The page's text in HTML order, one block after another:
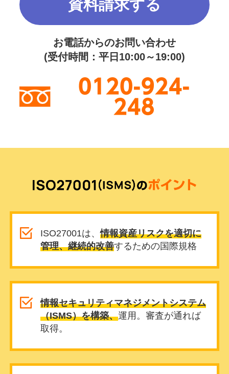
資料請求する
お電話からのお問い合わせ
(受付時間：平日10:00～19:00)
0120-924-
248
ISO27001は、情報資産リスクを適切に
管理、継続的改善するための国際規格
情報セキュリティマネジメントシステム
（ISMS）を構築、運用。審査が通れば
取得。